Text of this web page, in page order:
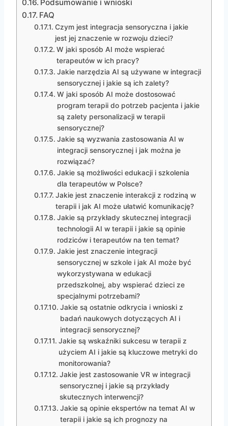
Podsumowanie i wnioski
FAQ
Czym jest integracja sensoryczna i jakie
jest jej znaczenie w rozwoju dzieci?
W jaki sposób AI może wspierać
terapeutów w ich pracy?
Jakie narzędzia AI są używane w integracji
sensorycznej i jakie są ich zalety?
W jaki sposób AI może dostosować
program terapii do potrzeb pacjenta i jakie
są zalety personalizacji w terapii
sensorycznej?
Jakie są wyzwania zastosowania AI w
integracji sensorycznej i jak można je
rozwiązać?
Jakie są możliwości edukacji i szkolenia
dla terapeutów w Polsce?
Jakie jest znaczenie interakcji z rodziną w
terapii i jak AI może ułatwić komunikację?
Jakie są przykłady skutecznej integracji
technologii AI w terapii i jakie są opinie
rodziców i terapeutów na ten temat?
Jakie jest znaczenie integracji
sensorycznej w szkole i jak AI może być
wykorzystywana w edukacji
przedszkolnej, aby wspierać dzieci ze
specjalnymi potrzebami?
Jakie są ostatnie odkrycia i wnioski z
badań naukowych dotyczących AI i
integracji sensorycznej?
Jakie są wskaźniki sukcesu w terapii z
użyciem AI i jakie są kluczowe metryki do
monitorowania?
Jakie jest zastosowanie VR w integracji
sensorycznej i jakie są przykłady
skutecznych interwencji?
Jakie są opinie ekspertów na temat AI w
terapii i jakie są ich prognozy na